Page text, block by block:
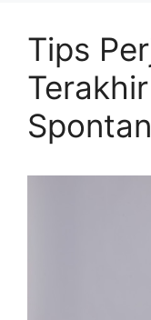
Tips
Spontan